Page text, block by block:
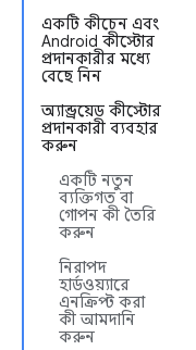
একটি কীচেন এবং
Android কীস্টোর
প্রদানকারীর মধ্যে
বেছে নিন
অ্যান্ড্রয়েড কীস্টোর
প্রদানকারী ব্যবহার
করুন
একটি নতুন
ব্যক্তিগত বা
গোপন কী তৈরি
করুন
নিরাপদ
হার্ডওয়্যারে
এনক্রিপ্ট করা
কী আমদানি
করুন